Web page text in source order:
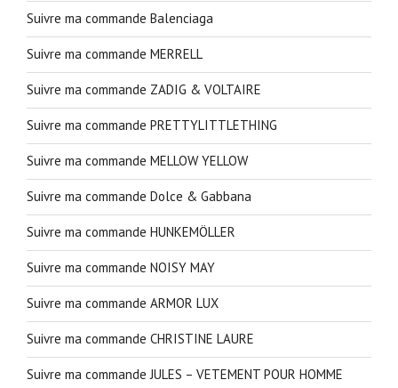
Suivre ma commande Balenciaga
Suivre ma commande MERRELL
Suivre ma commande ZADIG & VOLTAIRE
Suivre ma commande PRETTYLITTLETHING
Suivre ma commande MELLOW YELLOW
Suivre ma commande Dolce & Gabbana
Suivre ma commande HUNKEMÖLLER
Suivre ma commande NOISY MAY
Suivre ma commande ARMOR LUX
Suivre ma commande CHRISTINE LAURE
Suivre ma commande JULES – VETEMENT POUR HOMME